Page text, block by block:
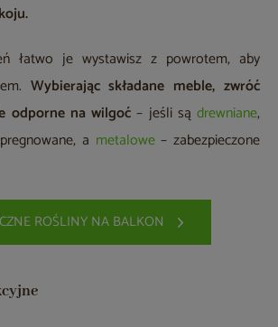
łatwo je wystawisz z powrotem, aby
Wybierając składane meble, zwróć
odporne na wilgoć – jeśli sądrewniane,
a metalowe– zabezpieczone
ROŚLINY NA BALKON